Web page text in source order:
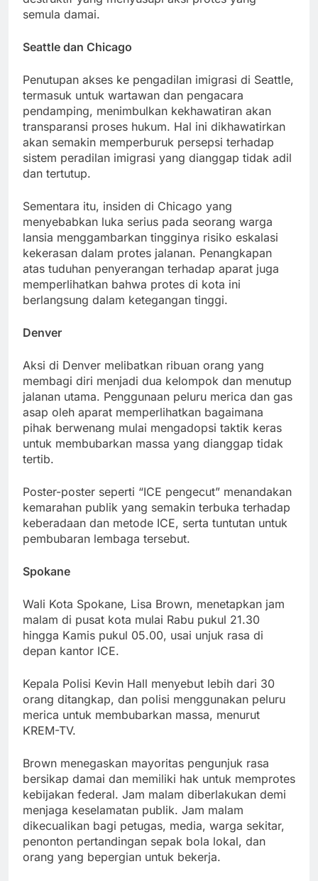
semula damai.
Seattle dan Chicago
Penutupan akses ke pengadilan imigrasi di Seattle,
termasuk untuk wartawan dan pengacara
pendamping, menimbulkan kekhawatiran akan
transparansi proses hukum. Hal ini dikhawatirkan
akan semakin memperburuk persepsi terhadap
sistem peradilan imigrasi yang dianggap tidak adil
dan tertutup.
Sementara itu, insiden di Chicago yang
menyebabkan luka serius pada seorang warga
lansia menggambarkan tingginya risiko eskalasi
kekerasan dalam protes jalanan. Penangkapan
atas tuduhan penyerangan terhadap aparat juga
memperlihatkan bahwa protes di kota ini
berlangsung dalam ketegangan tinggi.
Denver
Aksi di Denver melibatkan ribuan orang yang
membagi diri menjadi dua kelompok dan menutup
jalanan utama. Penggunaan peluru merica dan gas
asap oleh aparat memperlihatkan bagaimana
pihak berwenang mulai mengadopsi taktik keras
untuk membubarkan massa yang dianggap tidak
tertib.
Poster-poster seperti “ICE pengecut” menandakan
kemarahan publik yang semakin terbuka terhadap
keberadaan dan metode ICE, serta tuntutan untuk
pembubaran lembaga tersebut.
Spokane
Wali Kota Spokane, Lisa Brown, menetapkan jam
malam di pusat kota mulai Rabu pukul 21.30
hingga Kamis pukul 05.00, usai unjuk rasa di
depan kantor ICE.
Kepala Polisi Kevin Hall menyebut lebih dari 30
orang ditangkap, dan polisi menggunakan peluru
merica untuk membubarkan massa, menurut
KREM-TV.
Brown menegaskan mayoritas pengunjuk rasa
bersikap damai dan memiliki hak untuk memprotes
kebijakan federal. Jam malam diberlakukan demi
menjaga keselamatan publik. Jam malam
dikecualikan bagi petugas, media, warga sekitar,
penonton pertandingan sepak bola lokal, dan
orang yang bepergian untuk bekerja.